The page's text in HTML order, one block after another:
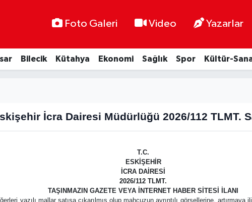
Foto Galeri Video Yazarlar
Bilecik Kütahya Ekonomi Sağlık Spor Kültür-
İcra Dairesi Müdürlüğü 2026/112 TLMT.
T.C.
ESKİŞEHİR
İCRA DAİRESİ
2026/112 TLMT.
TAŞINMAZIN GAZETE VEYA İNTERNET HABER SİTESİ İLANI
yazılı mallar satışa çıkarılmış olup mahcuzun ayrıntılı görsellerine, artırmaya